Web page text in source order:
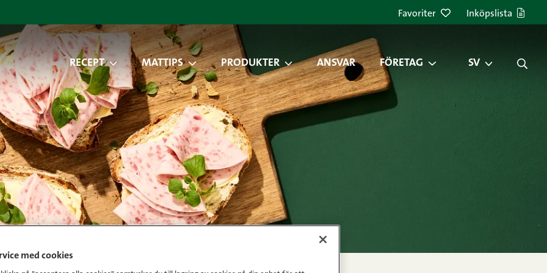
Favoriter Inköpslista
RECEPT MATTIPS PRODUKTER ANSVAR FÖRETAG SV
med cookies